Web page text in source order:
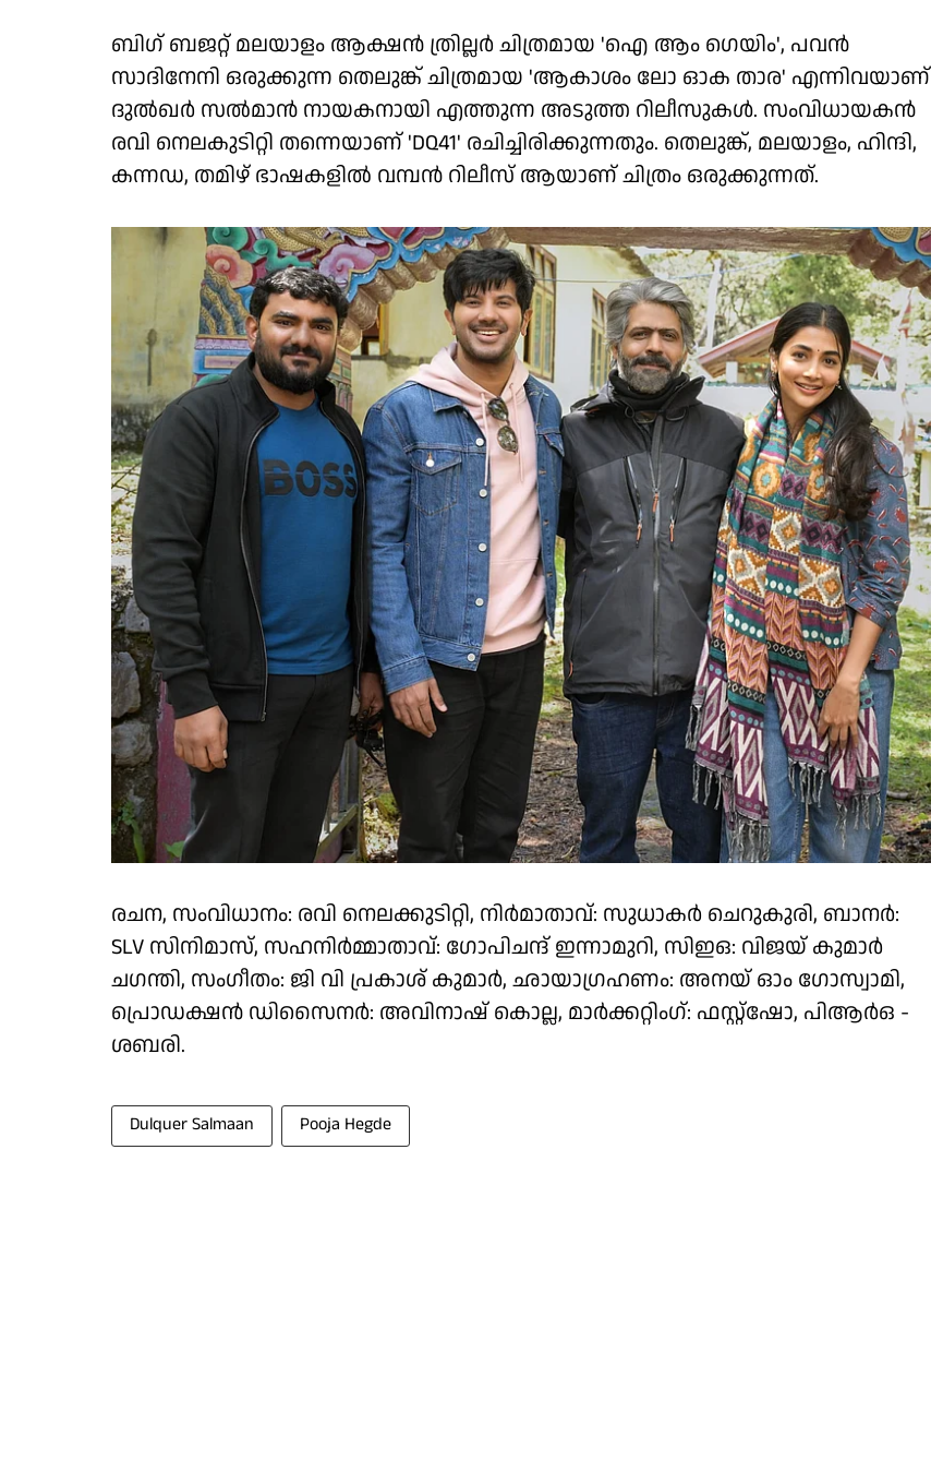
ബിഗ് ബജറ്റ് മലയാളം ആക്ഷൻ ത്രില്ലർ ചിത്രമായ 'ഐ ആം ഗെയിം', പവൻ
സാദിനേനി ഒരുക്കുന്ന തെലുങ്ക് ചിത്രമായ 'ആകാശം ലോ ഓക താര' എന്നിവയാണ്
ദുൽഖർ സൽമാൻ നായകനായി എത്തുന്ന അടുത്ത റിലീസുകൾ. സംവിധായകൻ
രവി നെലകുടിറ്റി തന്നെയാണ് 'DQ41' രചിച്ചിരിക്കുന്നതും. തെലുങ്ക്, മലയാളം, ഹിന്ദി,
കന്നഡ, തമിഴ് ഭാഷകളിൽ വമ്പൻ റിലീസ് ആയാണ് ചിത്രം ഒരുക്കുന്നത്.
രചന, സംവിധാനം: രവി നെലക്കുടിറ്റി, നിർമാതാവ്: സുധാകർ ചെറുകുരി, ബാനർ:
SLV സിനിമാസ്, സഹനിർമ്മാതാവ്: ഗോപിചന്ദ് ഇന്നാമുറി, സിഇഒ: വിജയ് കുമാർ
ചഗന്തി, സംഗീതം: ജി വി പ്രകാശ് കുമാർ, ഛായാഗ്രഹണം: അനയ് ഓം ഗോസ്വാമി,
പ്രൊഡക്ഷൻ ഡിസൈനർ: അവിനാഷ് കൊല്ല, മാർക്കറ്റിംഗ്: ഫസ്റ്റ്ഷോ, പിആർഒ -
ശബരി.
Dulquer Salmaan Pooja Hegde